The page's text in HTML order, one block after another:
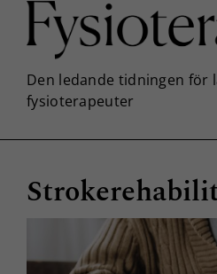
innehållet